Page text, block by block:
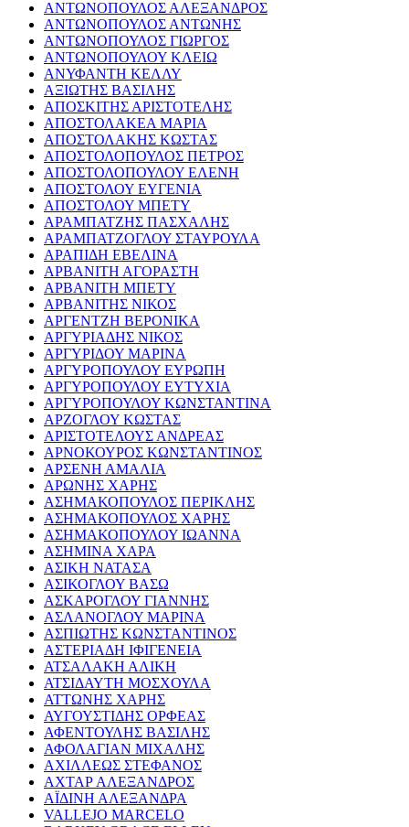
ΑΝΤΩΝΟΠΟΥΛΟΣ ΑΛΕΞΑΝΔΡΟΣ
ΑΝΤΩΝΟΠΟΥΛΟΣ ΑΝΤΩΝΗΣ
ΑΝΤΩΝΟΠΟΥΛΟΣ ΓΙΩΡΓΟΣ
ΑΝΤΩΝΟΠΟΥΛΟΥ ΚΛΕΙΩ
ΑΝΥΦΑΝΤΗ ΚΕΛΛΥ
ΑΞΙΩΤΗΣ ΒΑΣΙΛΗΣ
ΑΠΟΣΚΙΤΗΣ ΑΡΙΣΤΟΤΕΛΗΣ
ΑΠΟΣΤΟΛΑΚΕΑ ΜΑΡΙΑ
ΑΠΟΣΤΟΛΑΚΗΣ ΚΩΣΤΑΣ
ΑΠΟΣΤΟΛΟΠΟΥΛΟΣ ΠΕΤΡΟΣ
ΑΠΟΣΤΟΛΟΠΟΥΛΟΥ ΕΛΕΝΗ
ΑΠΟΣΤΟΛΟΥ ΕΥΓΕΝΙΑ
ΑΠΟΣΤΟΛΟΥ ΜΠΕΤΥ
ΑΡΑΜΠΑΤΖΗΣ ΠΑΣΧΑΛΗΣ
ΑΡΑΜΠΑΤΖΟΓΛΟΥ ΣΤΑΥΡΟΥΛΑ
ΑΡΑΠΙΔΗ ΕΒΕΛΙΝΑ
ΑΡΒΑΝΙΤΗ ΑΓΟΡΑΣΤΗ
ΑΡΒΑΝΙΤΗ ΜΠΕΤΥ
ΑΡΒΑΝΙΤΗΣ ΝΙΚΟΣ
ΑΡΓΕΝΤΖΗ ΒΕΡΟΝΙΚΑ
ΑΡΓΥΡΙΑΔΗΣ ΝΙΚΟΣ
ΑΡΓΥΡΙΔΟΥ ΜΑΡΙΝΑ
ΑΡΓΥΡΟΠΟΥΛΟΥ ΕΥΡΩΠΗ
ΑΡΓΥΡΟΠΟΥΛΟΥ ΕΥΤΥΧΙΑ
ΑΡΓΥΡΟΠΟΥΛΟΥ ΚΩΝΣΤΑΝΤΙΝΑ
ΑΡΖΟΓΛΟΥ ΚΩΣΤΑΣ
ΑΡΙΣΤΟΤΕΛΟΥΣ ΑΝΔΡΕΑΣ
ΑΡΝΟΚΟΥΡΟΣ ΚΩΝΣΤΑΝΤΙΝΟΣ
ΑΡΣΕΝΗ ΑΜΑΛΙΑ
ΑΡΩΝΗΣ ΧΑΡΗΣ
ΑΣΗΜΑΚΟΠΟΥΛΟΣ ΠΕΡΙΚΛΗΣ
ΑΣΗΜΑΚΟΠΟΥΛΟΣ ΧΑΡΗΣ
ΑΣΗΜΑΚΟΠΟΥΛΟΥ ΙΩΑΝΝΑ
ΑΣΗΜΙΝΑ ΧΑΡΑ
ΑΣΙΚΗ ΝΑΤΑΣΑ
ΑΣΙΚΟΓΛΟΥ ΒΑΣΩ
ΑΣΚΑΡΟΓΛΟΥ ΓΙΑΝΝΗΣ
ΑΣΛΑΝΟΓΛΟΥ ΜΑΡΙΝΑ
ΑΣΠΙΩΤΗΣ ΚΩΝΣΤΑΝΤΙΝΟΣ
ΑΣΤΕΡΙΑΔΗ ΙΦΙΓΕΝΕΙΑ
ΑΤΣΑΛΑΚΗ ΑΛΙΚΗ
ΑΤΣΙΔΑΥΤΗ ΜΟΣΧΟΥΛΑ
ΑΤΤΩΝΗΣ ΧΑΡΗΣ
ΑΥΓΟΥΣΤΙΔΗΣ ΟΡΦΕΑΣ
ΑΦΕΝΤΟΥΛΗΣ ΒΑΣΙΛΗΣ
ΑΦΟΛΑΓΙΑΝ ΜΙΧΑΛΗΣ
ΑΧΙΛΛΕΩΣ ΣΤΕΦΑΝΟΣ
ΑΧΤΑΡ ΑΛΕΞΑΝΔΡΟΣ
ΑΪΔΙΝΗ ΑΛΕΞΑΝΔΡΑ
VALLEJO MARCELO